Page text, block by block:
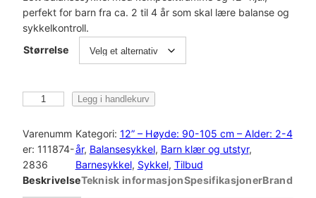
perfekt for barn fra ca. 2 til 4 år som skal lære balanse og
sykkelkontroll.
Størrelse
n
t
r
o
Legg i handlekurv
Varenumm
er: 111874-
2836
Kategori: 12” – Høyde: 90-105 cm – Alder: 2-4
år, Balansesykkel, Barn klær og utstyr
Barnesykkel, Sykkel, Tilbud
BeskrivelseTeknisk informasjonSpesifikasjonerBrand